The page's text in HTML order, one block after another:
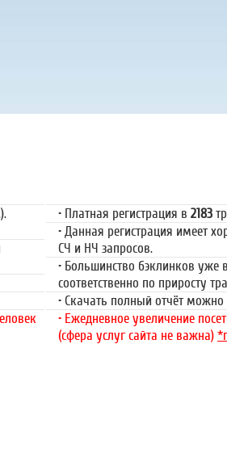
• Платная регистрация в 2183
• Данная регистрация имеет
СЧ и НЧ запросов.
• Большинство бэклинков уже
соответственно по приросту
• Скачать полный отчёт
• Ежедневное увеличение
(сфера услуг сайта не важна)